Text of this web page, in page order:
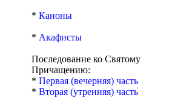
* Каноны
* Акафисты
Последование ко Святому
Причащению:
* Первая (вечерняя) часть
* Вторая (утренняя) часть